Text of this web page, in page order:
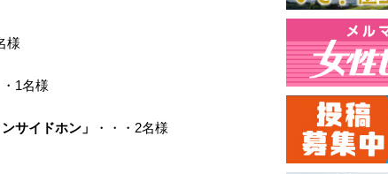
様
・1名様
サイドホン」 ・・・2名様